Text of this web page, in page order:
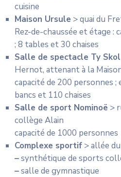
cuisine
Maison Ursule > quai du
Rez-de-chaussée et étage :
; 8 tables et 30 chaises
Salle de spectacle Ty Skol
Hernot, attenant à la
capacité de 200 personnes ;
bancs et 110 chaises
Salle de sport Nominoë >
collège Alain
capacité de 1000 personnes
Complexe sportif > allée
–synthétique de sports
–salle de gymnastique